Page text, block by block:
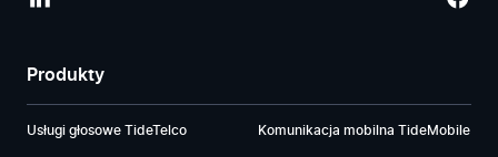
Produkty
Usługi głosowe TideTelco Komunikacja mobilna TideMobile